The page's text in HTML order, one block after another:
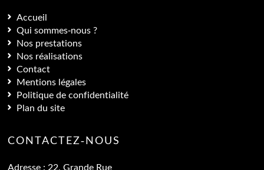
Accueil
Qui sommes-nous ?
Nos prestations
Nos réalisations
Contact
Mentions légales
Politique de confidentialité
Plan du site
CONTACTEZ-NOUS
Adresse : 22, Grande Rue